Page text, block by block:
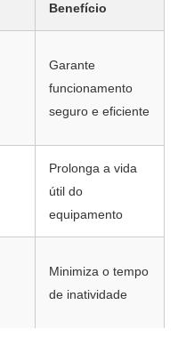
Benefício
Garante
funcionamento
seguro e eficiente
Prolonga a vida
útil do
equipamento
Minimiza o tempo
de inatividade